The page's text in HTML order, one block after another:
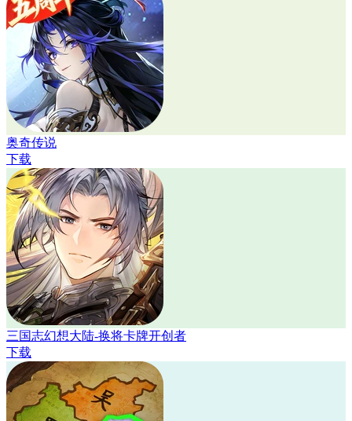
奥奇传说
下载
三国志幻想大陆-换将卡牌开创者
下载